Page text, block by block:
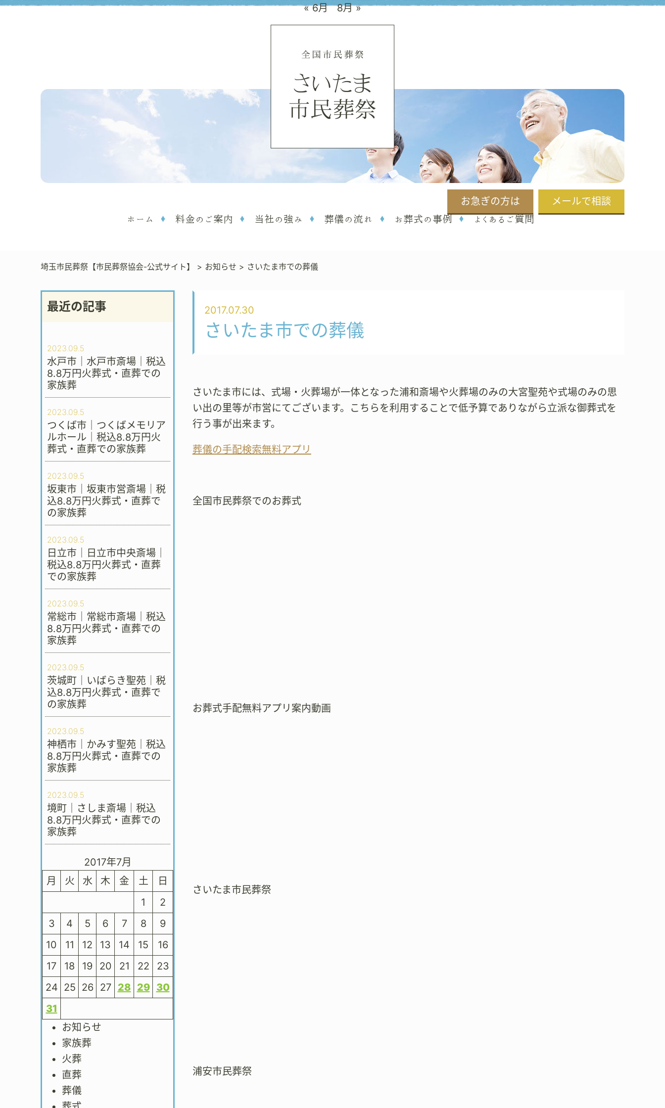
お急ぎの方は メールで相談
ホーム 料金のご案内 当社の強み 葬儀の流れ お葬式の事例 よくあるご質問
埼玉市民葬祭【市民葬祭協会-公式サイト】 > お知らせ > さいたま市での葬儀
最近の記事
2023.09.5
水戸市｜水戸市斎場｜税込
8.8万円火葬式・直葬での
家族葬
2023.09.5
つくば市｜つくばメモリア
ルホール｜税込8.8万円火
葬式・直葬での家族葬
2023.09.5
坂東市｜坂東市営斎場｜税
込8.8万円火葬式・直葬で
の家族葬
2023.09.5
日立市｜日立市中央斎場｜
税込8.8万円火葬式・直葬
での家族葬
2023.09.5
常総市｜常総市斎場｜税込
8.8万円火葬式・直葬での
家族葬
2023.09.5
茨城町｜いばらき聖苑｜税
込8.8万円火葬式・直葬で
の家族葬
2023.09.5
神栖市｜かみす聖苑｜税込
8.8万円火葬式・直葬での
家族葬
2023.09.5
境町｜さしま斎場｜税込
8.8万円火葬式・直葬での
家族葬
2017年7月
月
火 水 木 金 土
日
1
2
3
4 5 6 7 8
9
10
11 12 13 14 15
16
17
18 19 20 21 22
23
24 25 26 27 28 29
30
31
« 6月 8月 »
お知らせ
家族葬
火葬
直葬
葬儀
2017.07.30
さいたま市での葬儀
さいたま市には、式場・火葬場が一体となった浦和斎場や火葬場のみの大宮聖苑や式場のみの思
い出の里等が市営にてございます。こちらを利用することで低予算でありながら立派な御葬式を
行う事が出来ます。
葬儀の手配検索無料アプリ
全国市民葬祭でのお葬式
お葬式手配無料アプリ案内動画
さいたま市民葬祭
浦安市民葬祭